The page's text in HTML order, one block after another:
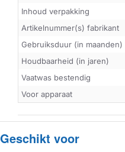
Inhoud verpakking
Artikelnummer(s) fabrikant
Gebruiksduur (in maanden)
Houdbaarheid (in jaren)
Vaatwas bestendig
Voor apparaat
Geschikt voor